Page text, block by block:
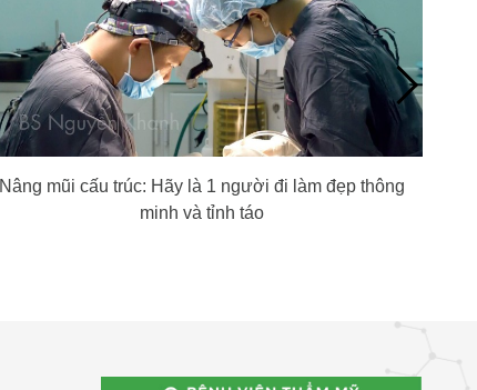
Nâng mũi cấu trúc: Hãy là 1 người đi làm đẹp thông
minh và tỉnh táo